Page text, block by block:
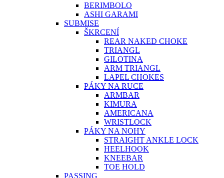
BERIMBOLO
ASHI GARAMI
SUBMISE
ŠKRCENÍ
REAR NAKED CHOKE
TRIANGL
GILOTINA
ARM TRIANGL
LAPEL CHOKES
PÁKY NA RUCE
ARMBAR
KIMURA
AMERICANA
WRISTLOCK
PÁKY NA NOHY
STRAIGHT ANKLE LOCK
HEELHOOK
KNEEBAR
TOE HOLD
PASSING